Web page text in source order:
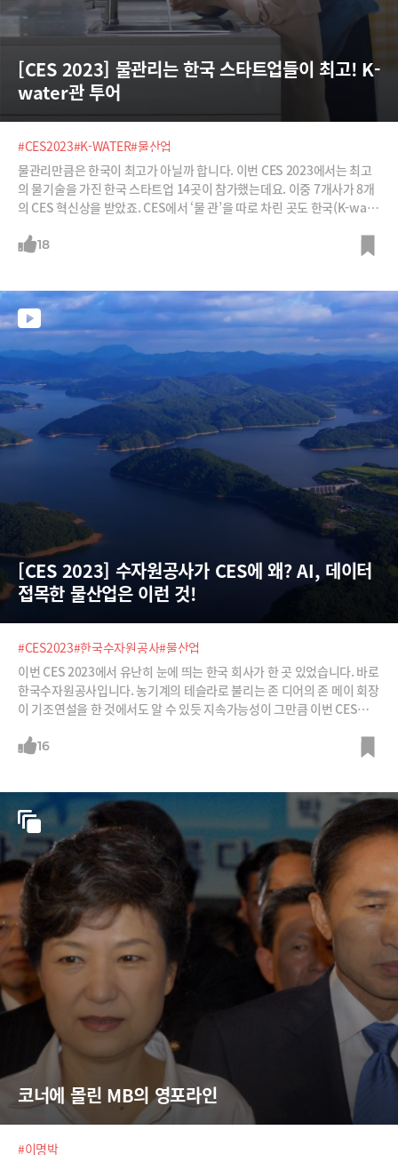
[CES 2023] 물관리는 한국 스타트업들이 최고! K-
water관 투어
#CES2023#K-WATER#물산업
물관리만큼은 한국이 최고가 아닐까 합니다. 이번 CES 2023에서는 최고
의 물기술을 가진 한국 스타트업 14곳이 참가했는데요. 이중 7개사가 8개
의 CES 혁신상을 받았죠. CES에서 ‘물 관’을 따로 차린 곳도 한국(K-wate
기같은 장비로 수질을 모니터링하고 정화하는 회사, 세제없이 물로만 살균
18
[CES 2023] 수자원공사가 CES에 왜? AI, 데이터
접목한 물산업은 이런 것!
#CES2023#한국수자원공사#물산업
이번 CES 2023에서 유난히 눈에 띄는 한국 회사가 한 곳 있었습니다. 바로
한국수자원공사입니다. 농기계의 테슬라로 불리는 존 디어의 존 메이 회장
이 기조연설을 한 것에서도 알 수 있듯 지속가능성이 그만큼 이번 CES의
목해 어떻게 지속가능한 물산업을 만들 수 있는지 제대로 보여주었습니다.
16
코너에 몰린 MB의 영포라인
#이명박